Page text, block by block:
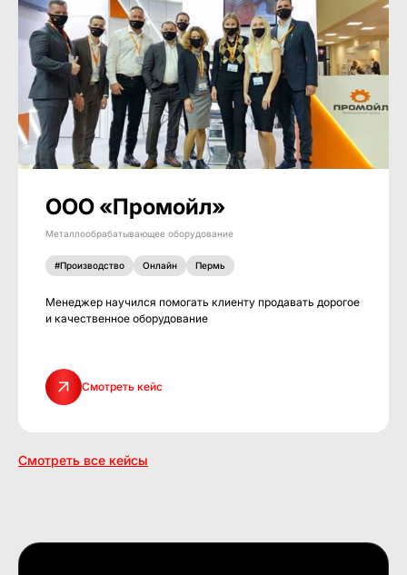
ООО «Промойл»
Металлообрабатывающее оборудование
#Производство Онлайн Пермь
Менеджер научился помогать клиенту продавать дорогое
и качественное оборудование
Смотреть кейс
Смотреть все кейсы